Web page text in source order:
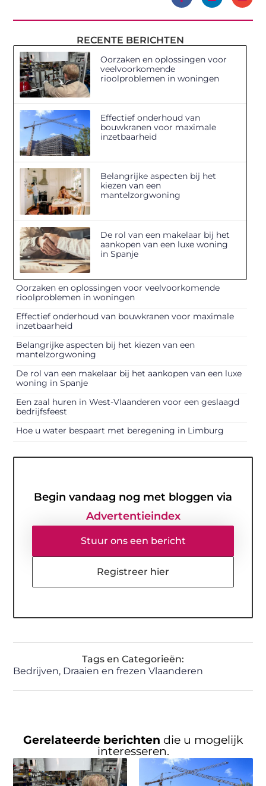
RECENTE BERICHTEN
Oorzaken en oplossingen voor
veelvoorkomende
rioolproblemen in woningen
Effectief onderhoud van
bouwkranen voor maximale
inzetbaarheid
Belangrijke aspecten bij het
kiezen van een
mantelzorgwoning
De rol van een makelaar bij het
aankopen van een luxe woning
in Spanje
Oorzaken en oplossingen voor veelvoorkomende
rioolproblemen in woningen
Effectief onderhoud van bouwkranen voor maximale
inzetbaarheid
Belangrijke aspecten bij het kiezen van een
mantelzorgwoning
De rol van een makelaar bij het aankopen van een luxe
woning in Spanje
Een zaal huren in West-Vlaanderen voor een geslaagd
bedrijfsfeest
Hoe u water bespaart met beregening in Limburg
Begin vandaag nog met bloggen via
Advertentieindex
Stuur ons een bericht
Registreer hier
Tags en Categorieën:
Bedrijven, Draaien en frezen Vlaanderen
Gerelateerde berichten die u mogelijk
interesseren.